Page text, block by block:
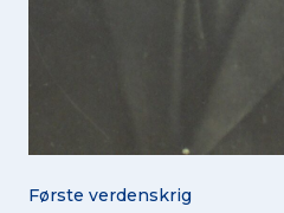
Første verdenskrig